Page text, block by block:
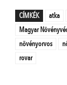
CÍMKÉK atka
Magyar
növényorvos
rovar